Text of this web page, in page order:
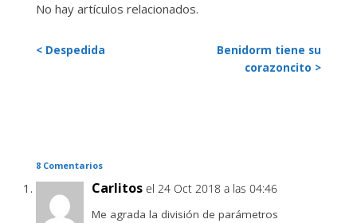
No hay artículos relacionados.
< Despedida
Benidorm tiene su
corazoncito >
8 Comentarios
Carlitos el 24 Oct 2018 a las 04:46
Me agrada la división de parámetros